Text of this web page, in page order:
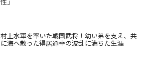
村上水軍を率いた戦国武将！幼い弟を支え、共
に海へ散った得居通幸の波乱に満ちた生涯